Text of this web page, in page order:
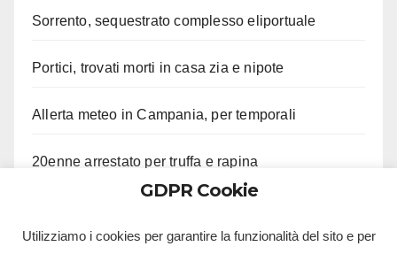
Sorrento, sequestrato complesso eliportuale
Portici, trovati morti in casa zia e nipote
Allerta meteo in Campania, per temporali
20enne arrestato per truffa e rapina
GDPR Cookie
Utilizziamo i cookies per garantire la funzionalità del sito e per